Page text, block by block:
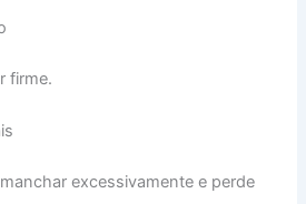
firme.
excessivamente e perde